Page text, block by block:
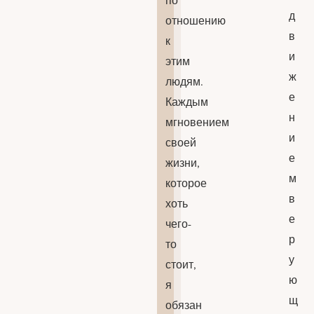
отношению
к
этим
людям.
Каждым
мгновением
своей
жизни,
которое
хоть
чего-
то
стоит,
я
обязан
д
в
и
ж
е
н
и
е
м
в
е
р
у
ю
щ